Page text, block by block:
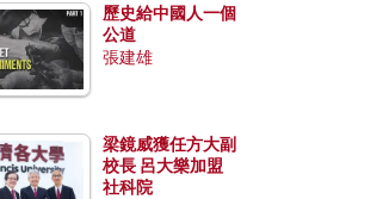
歷史給中國人一個
公道
張建雄
梁鏡威獲任方大副
校長 呂大樂加盟
社科院